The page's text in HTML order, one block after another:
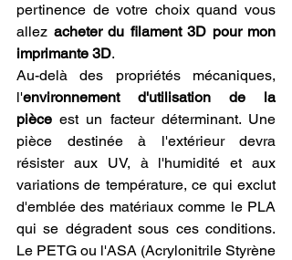
pertinence de votre choix quand vous
allez acheter du filament 3D pour mon
imprimante 3D.
Au-delà des propriétés mécaniques,
l'environnement d'utilisation de la
pièce est un facteur déterminant. Une
pièce destinée à l'extérieur devra
résister aux UV, à l'humidité et aux
variations de température, ce qui exclut
d'emblée des matériaux comme le PLA
qui se dégradent sous ces conditions.
Le PETG ou l'ASA (Acrylonitrile Styrène